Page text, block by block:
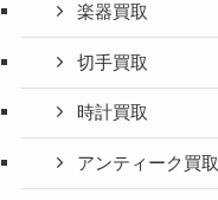
楽器買取
切手買取
時計買取
アンティーク買取